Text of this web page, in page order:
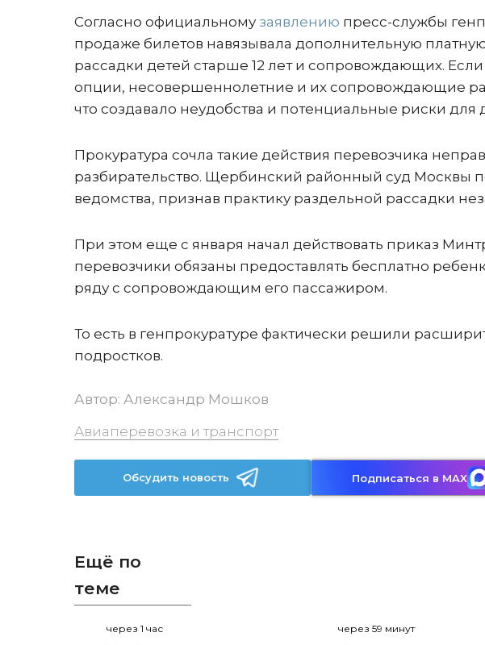
Согласно официальному заявлению пресс-службы
продаже билетов навязывала дополнительную
рассадки детей старше 12 лет и сопровождающих.
опции, несовершеннолетние и их сопровождающие
что создавало неудобства и потенциальные риски для
Прокуратура сочла такие действия перевозчика
разбирательство. Щербинский районный суд Москвы
ведомства, признав практику раздельной рассадки
При этом еще с января начал действовать приказ
перевозчики обязаны предоставлять бесплатно
ряду с сопровождающим его пассажиром.
То есть в генпрокуратуре фактически решили
подростков.
Автор: Александр Мошков
Авиаперевозка и транспорт
Обсудить новость Подписаться в MAX
Ещё по
теме
через 1 час через 59 минут